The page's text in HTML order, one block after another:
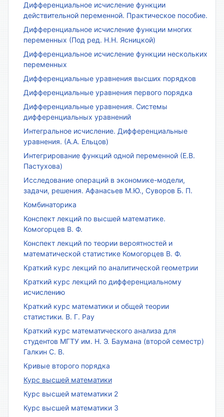
Дифференциальное исчисление функции
действительной переменной. Практическое пособие.
Дифференциальное исчисление функции многих
переменных (Под ред. Н.Н. Ясницкой)
Дифференциальное исчисление функции нескольких
переменных
Дифференциальные уравнения высших порядков
Дифференциальные уравнения первого порядка
Дифференциальные уравнения. Системы
дифференциальных уравнений
Интегральное исчисление. Дифференциальные
уравнения. (А.А. Ельцов)
Интегрирование функций одной переменной (Е.В.
Пастухова)
Исследование операций в экономике-модели,
задачи, решения. Афанасьев М.Ю., Суворов Б. П.
Комбинаторика
Конспект лекций по высшей математике.
Комогорцев В. Ф.
Конспект лекций по теории вероятностей и
математической статистике Комогорцев В. Ф.
Краткий курс лекций по аналитической геометрии
Краткий курс лекций по дифференциальному
исчислению
Краткий курс математики и общей теории
статистики. В. Г. Рау
Краткий курс математического анализа для
студентов МГТУ им. Н. Э. Баумана (второй семестр)
Галкин С. В.
Кривые второго порядка
Курс высшей математики
Курс высшей математики 2
Курс высшей математики 3